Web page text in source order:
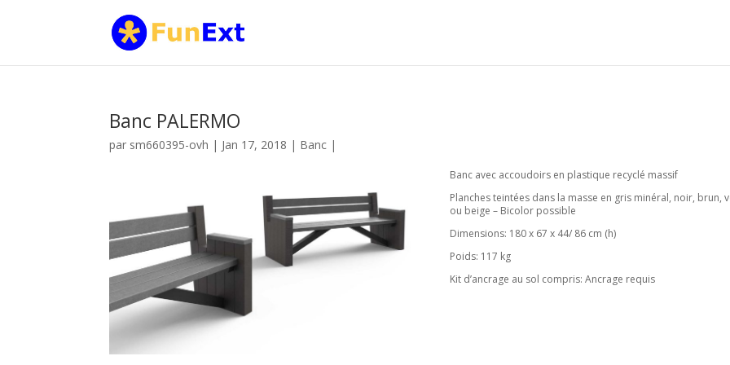
Banc PALERMO
par sm660395-ovh | Jan 17, 2018 | Banc |
Banc avec accoudoirs en plastique recyclé massif
Planches teintées dans la masse en gris minéral, noir, brun,
ou beige – Bicolor possible
Dimensions: 180 x 67 x 44/ 86 cm (h)
Poids: 117 kg
Kit d’ancrage au sol compris: Ancrage requis